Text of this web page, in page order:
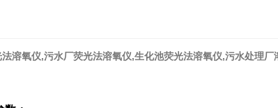
溶氧仪,污水厂荧光法溶氧仪,生化池荧光法溶氧仪,污水处理厂